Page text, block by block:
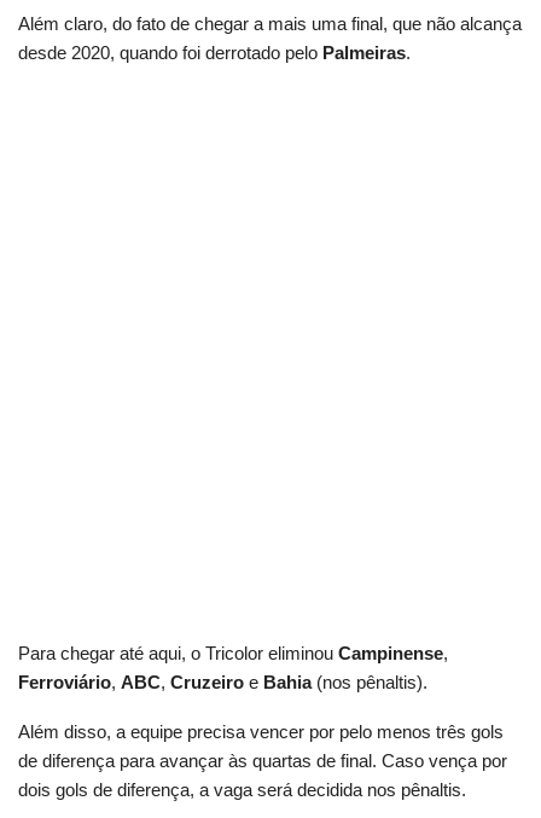
Além claro, do fato de chegar a mais uma final, que não alcança
desde 2020, quando foi derrotado pelo Palmeiras.
Para chegar até aqui, o Tricolor eliminou Campinense,
Ferroviário, ABC, Cruzeiro e Bahia (nos pênaltis).
Além disso, a equipe precisa vencer por pelo menos três gols
de diferença para avançar às quartas de final. Caso vença por
dois gols de diferença, a vaga será decidida nos pênaltis.